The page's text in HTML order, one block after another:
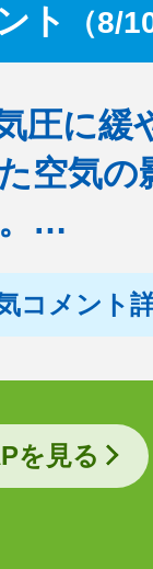
ト （8/
圧に緩
空気の
…
コメント
を見る